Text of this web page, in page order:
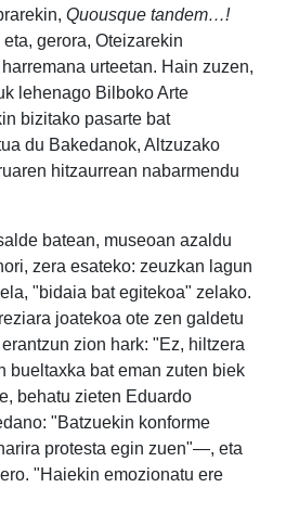
Quousque tandem…!
gerora, Oteizarekin
urteetan. Hain zuzen,
lehenago Bilboko Arte
bizitako pasarte bat
du Bakedanok, Altzuzako
hitzaurrean nabarmendu
batean, museoan azaldu
zera esateko: zeuzkan lagun
"bidaia bat egitekoa" zelako.
joatekoa ote zen galdetu
zion hark: "Ez, hiltzera
bueltaxka bat eman zuten biek
behatu zieten Eduardo
"Batzuekin konforme
protesta egin zuen"—, eta
"Haiekin emozionatu ere